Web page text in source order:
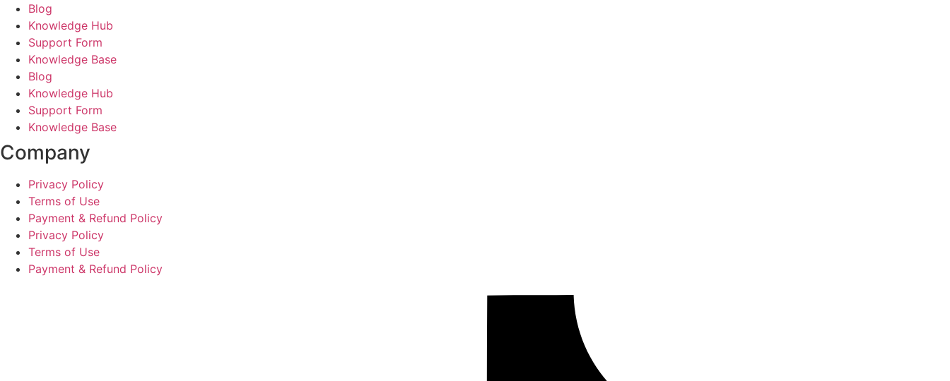
Blog
Knowledge Hub
Support Form
Knowledge Base
Blog
Knowledge Hub
Support Form
Knowledge Base
Company
Privacy Policy
Terms of Use
Payment & Refund Policy
Privacy Policy
Terms of Use
Payment & Refund Policy